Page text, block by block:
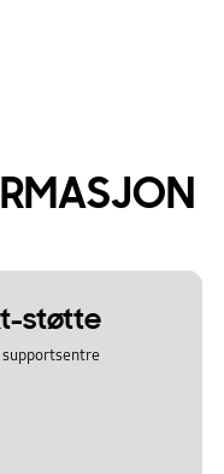
støtte